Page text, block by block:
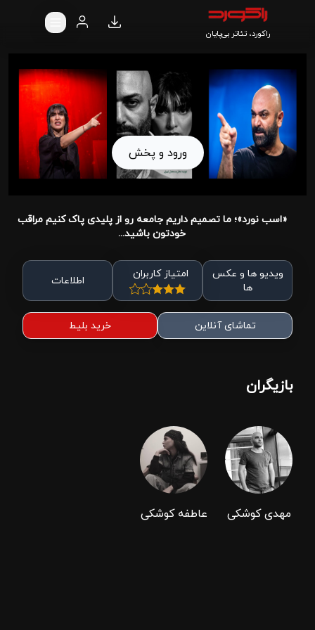
راکورد، تئاتر بی‌پایان
ورود و پخش
«اسب نورد»؛ ما تصمیم داریم جامعه رو از پلیدی پاک کنیم مراقب
خودتون باشید...
ویدیو ها و عکس
ها
امتیاز کاربران اطلاعات
تماشای آنلاین خرید بلیط
بازیگران
مهدی کوشکی عاطفه کوشکی